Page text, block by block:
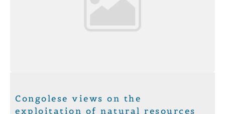
Congolese views on the
exploitation of natural resources